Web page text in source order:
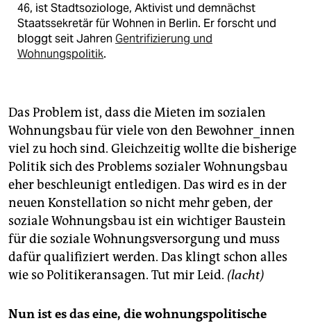
46, ist Stadtsoziologe, Aktivist und demnächst
Staatssekretär für Wohnen in Berlin. Er forscht und
bloggt seit Jahren Gentrifizierung und
Wohnungspolitik.
Das Problem ist, dass die Mieten im sozialen
Wohnungsbau für viele von den Bewohner_innen
viel zu hoch sind. Gleichzeitig wollte die bisherige
Politik sich des Problems sozialer Wohnungsbau
eher beschleunigt entledigen. Das wird es in der
neuen Konstellation so nicht mehr geben, der
soziale Wohnungsbau ist ein wichtiger Baustein
für die soziale Wohnungsversorgung und muss
dafür qualifiziert werden. Das klingt schon alles
wie so Politikeransagen. Tut mir Leid. (lacht)
Nun ist es das eine, die wohnungspolitische